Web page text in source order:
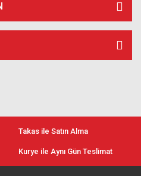
Takas ile Satın Alma
Kurye ile Aynı Gün Teslimat